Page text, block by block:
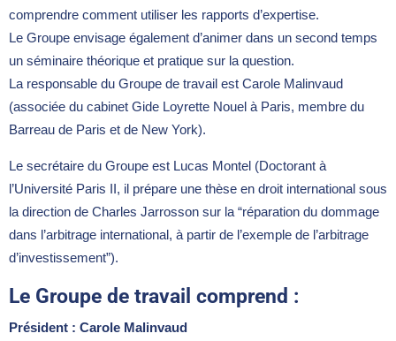
comprendre comment utiliser les rapports d’expertise.
Le Groupe envisage également d’animer dans un second temps
un séminaire théorique et pratique sur la question.
La responsable du Groupe de travail est Carole Malinvaud
(associée du cabinet Gide Loyrette Nouel à Paris, membre du
Barreau de Paris et de New York).
Le secrétaire du Groupe est Lucas Montel (Doctorant à
l’Université Paris II, il prépare une thèse en droit international sous
la direction de Charles Jarrosson sur la “réparation du dommage
dans l’arbitrage international, à partir de l’exemple de l’arbitrage
d’investissement”).
Le Groupe de travail comprend :
Président : Carole Malinvaud